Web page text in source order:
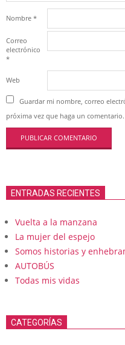
Nombre *
Correo
electrónico
*
Web
Guardar mi nombre, correo
próxima vez que haga un comentario.
ENTRADAS RECIENTES
Vuelta a la manzana
La mujer del espejo
Somos historias y
AUTOBÚS
Todas mis vidas
CATEGORÍAS